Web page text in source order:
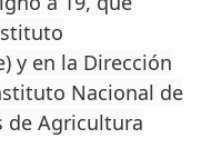
y en la Dirección
Nacional de
de Agricultura